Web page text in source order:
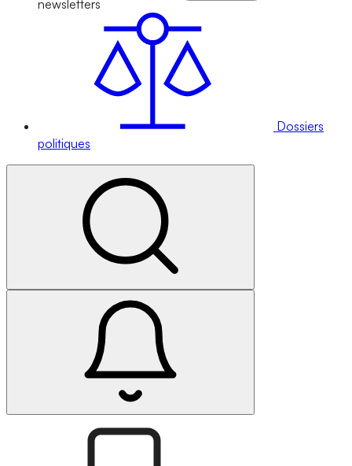
newsletters
Dossiers
politiques